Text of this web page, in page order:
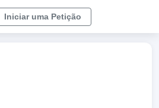
Iniciar uma Petição